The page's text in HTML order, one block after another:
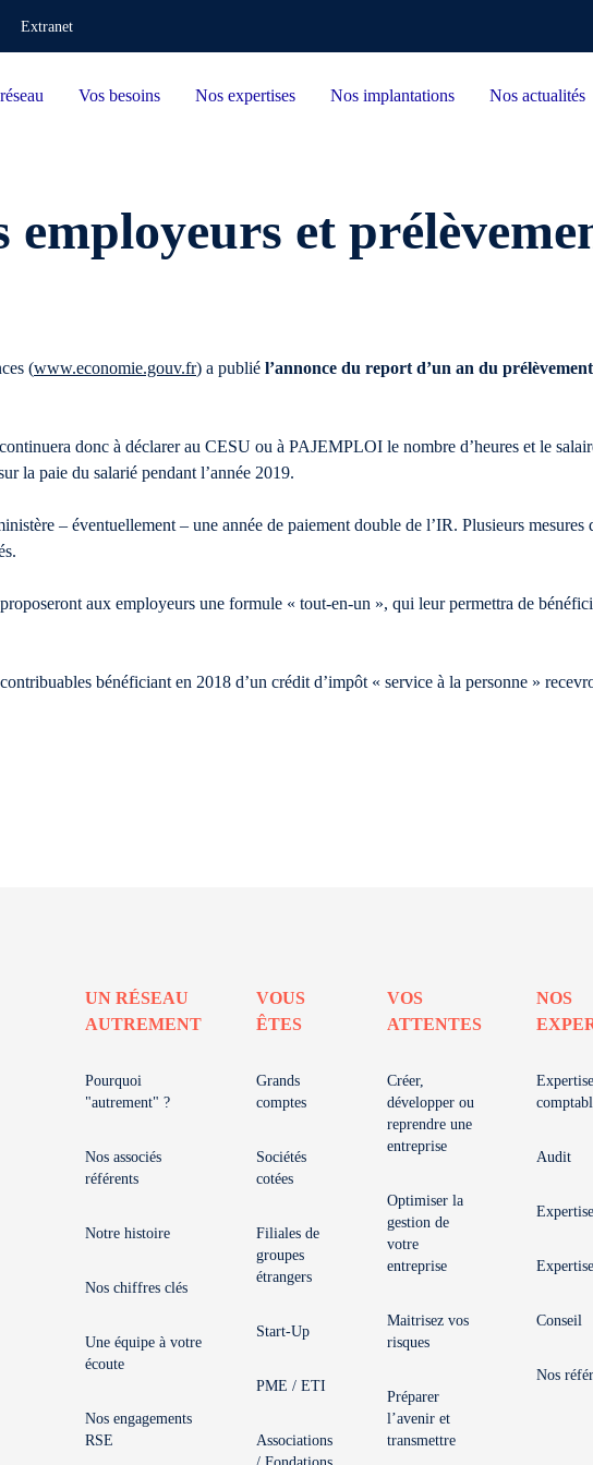
Extranet
Vos besoins Nos expertises Nos implantations Nos actualités
et
(www.economie.gouv.fr) a publié l’annonce du report d’un an du
donc à déclarer au CESU ou à PAJEMPLOI le nombre d’heures et le
la paie du salarié pendant l’année 2019.
– éventuellement – une année de paiement double de l’IR. Plusieurs mesures
aux employeurs une formule « tout-en-un », qui leur permettra de
bénéficiant en 2018 d’un crédit d’impôt « service à la personne »
UN RÉSEAU
AUTREMENT
Pourquoi
"autrement" ?
Nos associés
référents
Notre histoire
Nos chiffres clés
Une équipe à votre
écoute
Nos engagements
RSE
VOUS
ÊTES
Grands
comptes
Sociétés
cotées
Filiales de
groupes
étrangers
Start-Up
PME / ETI
Associations
VOS
ATTENTES
Créer,
développer ou
reprendre une
entreprise
Optimiser la
gestion de
votre
entreprise
Maitrisez vos
risques
Préparer
l’avenir et
transmettre
NOS
Expertise
Audit
Conseil
Nos